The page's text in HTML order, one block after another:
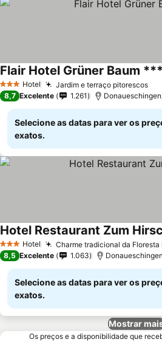
3 EstrelasHotel Jardim e terraço pitorescos
Flair Hotel Grüner Baum
8,7 Excelente 1.261
Selecione as datas para ver os
exatos.
3 EstrelasHotel Charme tradicional da Floresta
Hotel Restaurant Zum
8,5 Excelente 1.063
Selecione as datas para ver os
exatos.
Mostrar
Os preços e a disponibilidade que